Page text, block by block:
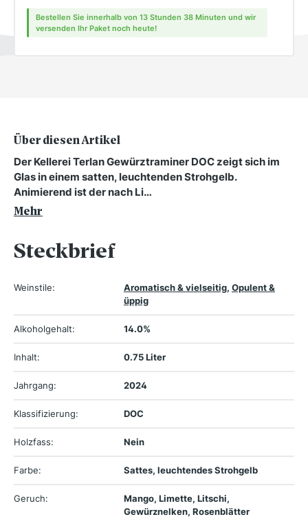
Bestellen Sie innerhalb von 13 Stunden 38 Minuten und wir
versenden Ihr Paket noch heute!
Über diesen Artikel
Der Kellerei Terlan Gewürztraminer DOC zeigt sich im
Glas in einem satten, leuchtenden Strohgelb.
Animierend ist der nach Li…
Mehr
Steckbrief
Weinstile: Aromatisch & vielseitig, Opulent &
üppig
Alkoholgehalt: 14.0%
Inhalt: 0.75 Liter
Jahrgang: 2024
Klassifizierung: DOC
Holzfass: Nein
Farbe: Sattes, leuchtendes Strohgelb
Geruch:
Mango, Limette, Litschi,
Gewürznelken, Rosenblätter